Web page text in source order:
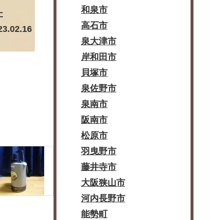
和泉市
高石市
泉大津市
岸和田市
貝塚市
泉佐野市
泉南市
阪南市
松原市
羽曳野市
藤井寺市
大阪狭山市
河内長野市
能勢町